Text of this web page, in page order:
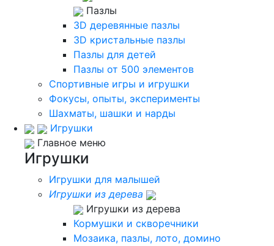
Пазлы
3D деревянные пазлы
3D кристальные пазлы
Пазлы для детей
Пазлы от 500 элементов
Спортивные игры и игрушки
Фокусы, опыты, эксперименты
Шахматы, шашки и нарды
Игрушки
Главное меню
Игрушки
Игрушки для малышей
Игрушки из дерева
Игрушки из дерева
Кормушки и скворечники
Мозаика, пазлы, лото, домино